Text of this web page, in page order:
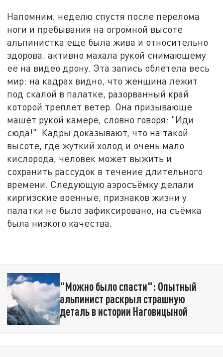
Напомним, неделю спустя после перелома
ноги и пребывания на огромной высоте
альпинистка ещё была жива и относительно
здорова: активно махала рукой снимающему
её на видео дрону. Эта запись облетела весь
мир: на кадрах видно, что женщина лежит
под скалой в палатке, разорванный край
которой треплет ветер. Она призывающе
машет рукой камере, словно говоря: "Иди
сюда!". Кадры доказывают, что на такой
высоте, где жуткий холод и очень мало
кислорода, человек может выжить и
сохранить рассудок в течение длительного
времени. Следующую аэросъёмку делали
киргизские военные, признаков жизни у
палатки не было зафиксировано, на съёмка
была низкого качества.
"Можно было спасти": Опытный
альпинист раскрыл страшную
деталь в истории Наговицыной